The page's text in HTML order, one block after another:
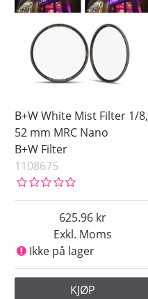
B+W White Mist Filter 1/8,
52 mm MRC Nano
B+W Filter
1108675
Exkl. Moms
625.96
Ikke på lager
KJØP